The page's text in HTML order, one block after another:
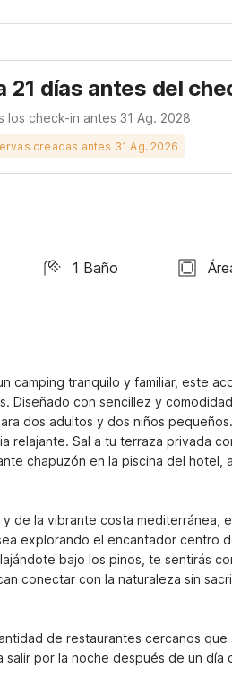
21 días antes del
check-in antes 31 Ag. 2028
creadas antes 31 Ag. 2026
1 Baño
camping tranquilo y familiar, este
Diseñado con sencillez y
dos adultos y dos niños
relajante. Sal a tu terraza privada
chapuzón en la piscina del hotel,
de la vibrante costa mediterránea,
explorando el encantador centro
bajo los pinos, te sentirás
conectar con la naturaleza sin
de restaurantes cercanos
por la noche después de un día